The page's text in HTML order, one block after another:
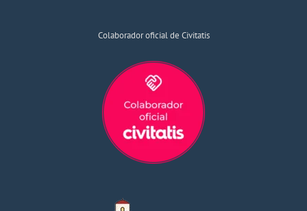
Colaborador oficial de Civitatis